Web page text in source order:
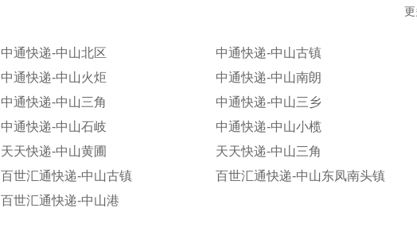
中通快递-中山北区
中通快递-中山古镇
中通快递-中山火炬
中通快递-中山南朗
中通快递-中山三角
中通快递-中山三乡
中通快递-中山石岐
中通快递-中山小榄
天天快递-中山黄圃
天天快递-中山三角
百世汇通快递-中山古镇
百世汇通快递-中山东凤南头镇
百世汇通快递-中山港